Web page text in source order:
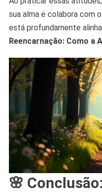
sua alma e colabora com
está profundamente
Reencarnação: Como a
🌸